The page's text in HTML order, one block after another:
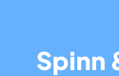
Spinn